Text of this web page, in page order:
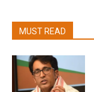
MUST READ